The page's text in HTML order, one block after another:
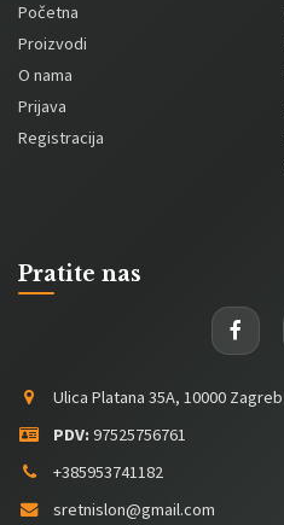
Početna
Proizvodi
O nama
Prijava
Registracija
Pratite nas
Ulica Platana 35A, 10000 Zagreb
PDV: 97525756761
+385953741182
sretnislon@gmail.com